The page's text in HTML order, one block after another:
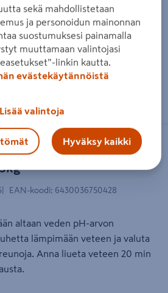
EAN-koodi: 6430036750428
altaan veden pH-arvon
lämpimään veteen ja valuta
Anna liueta veteen 20 min
sekä mahdollistetaan
ja personoidun mainonnan
suostumuksesi painamalla
muuttamaan valintojasi
linkin kautta.
evästekäytännöistä
Lisää valintoja
Hyväksy kaikki